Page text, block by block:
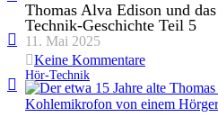
Thomas Alva Edison und
Technik-Geschichte Teil 5
11. Mai 2025
Keine Kommentare
Hör-Technik